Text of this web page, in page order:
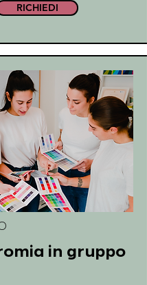
RICHIEDI
in gruppo